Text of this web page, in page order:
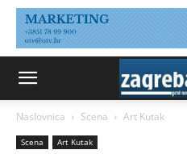
Naslovnica Scena Art Kutak
Scena Art Kutak